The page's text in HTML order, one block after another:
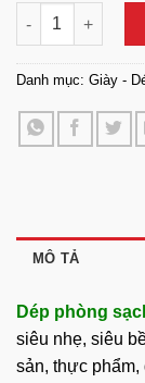
Dép Phòng
Danh mục: Giày -
MÔ TẢ
Dép phòng
siêu nhẹ, siêu
sản, thực